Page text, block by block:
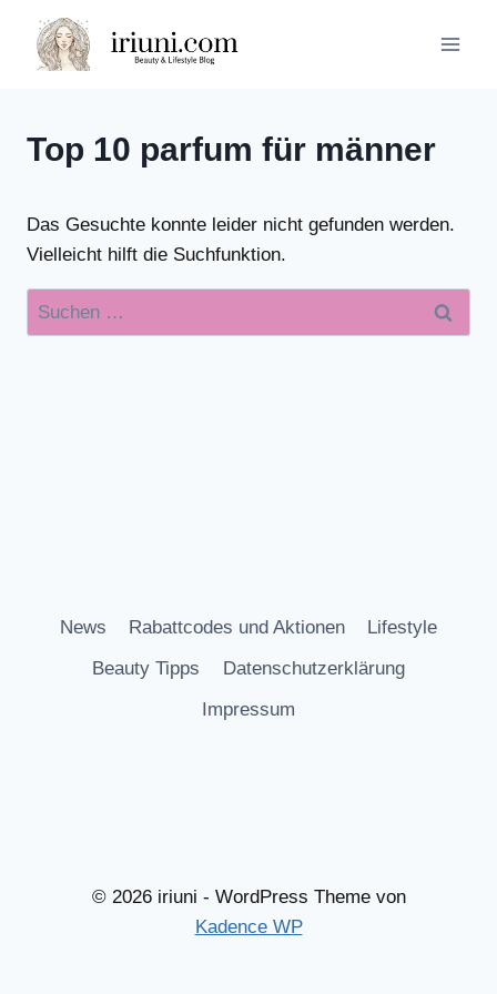
Inhalt
springen
Top 10 parfum für männer
Das Gesuchte konnte leider nicht gefunden werden.
Vielleicht hilft die Suchfunktion.
Suchen
nach:
News Rabattcodes und Aktionen
Lifestyle
Beauty Tipps
Datenschutzerklärung
Impressum
© 2026 iriuni - WordPress Theme von
Kadence WP